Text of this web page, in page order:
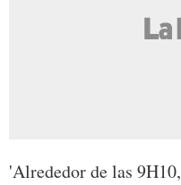
'Alrededor de las